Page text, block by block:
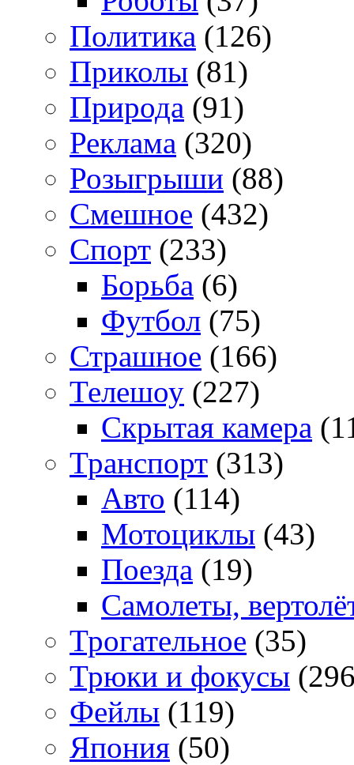
Политика (126)
Приколы (81)
Природа (91)
Реклама (320)
Розыгрыши (88)
Смешное (432)
Спорт (233)
Борьба (6)
Футбол (75)
Страшное (166)
Телешоу (227)
Скрытая камера
Транспорт (313)
Авто (114)
Мотоциклы (43)
Поезда (19)
Самолеты,
Трогательное (35)
Трюки и фокусы
Фейлы (119)
Япония (50)